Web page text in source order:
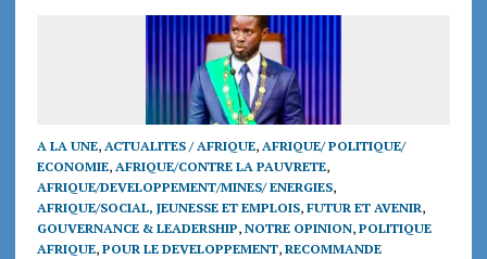
A LA UNE, ACTUALITES / AFRIQUE, AFRIQUE/ POLITIQUE/
ECONOMIE, AFRIQUE/CONTRE LA PAUVRETE,
AFRIQUE/DEVELOPPEMENT/MINES/ ENERGIES,
AFRIQUE/SOCIAL, JEUNESSE ET EMPLOIS, FUTUR ET AVENIR,
GOUVERNANCE & LEADERSHIP, NOTRE OPINION, POLITIQUE
AFRIQUE, POUR LE DEVELOPPEMENT, RECOMMANDE